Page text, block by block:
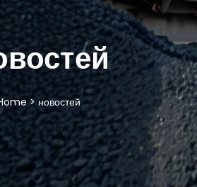
>новостей